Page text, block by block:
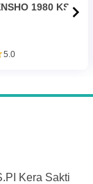
1980 KS
5.0
Kera Sakti